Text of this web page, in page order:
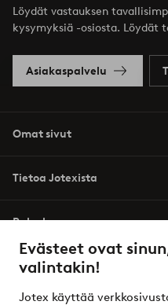
Evästeet ovat
valintakin!
Jotex käyttää
Löydät vastauksen
kysymyksiä -osiosta. Löydät
Asiakaspalvelu
Omat sivut
Tietoa Jotexista
Palvelumme
Ehdot